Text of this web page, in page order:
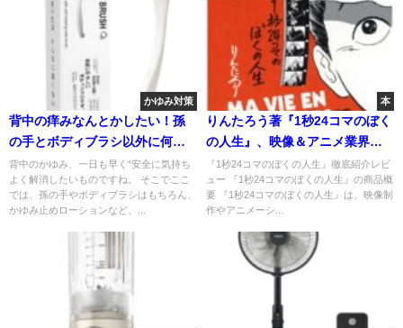
かゆみ対策
背中の痒みなんとかしたい！孫
の手とボディブラシ以外に何が
ある？
背中のかゆみ、一日も早く“安全に気持ち
よく解消したいものですね。 そこでここ
では、孫の手やボディブラシはもちろん、
かゆみ止めローションなど、...
本
りんたろう著『1秒24コマのぼく
の人生』、映像＆アニメ業界で
話題沸騰！
『1秒24コマのぼくの人生』徹底紹介レビ
ュー 『1秒24コマのぼくの人生』の商品概
要 『1秒24コマのぼくの人生』は、映像制
作やアニメーシ...